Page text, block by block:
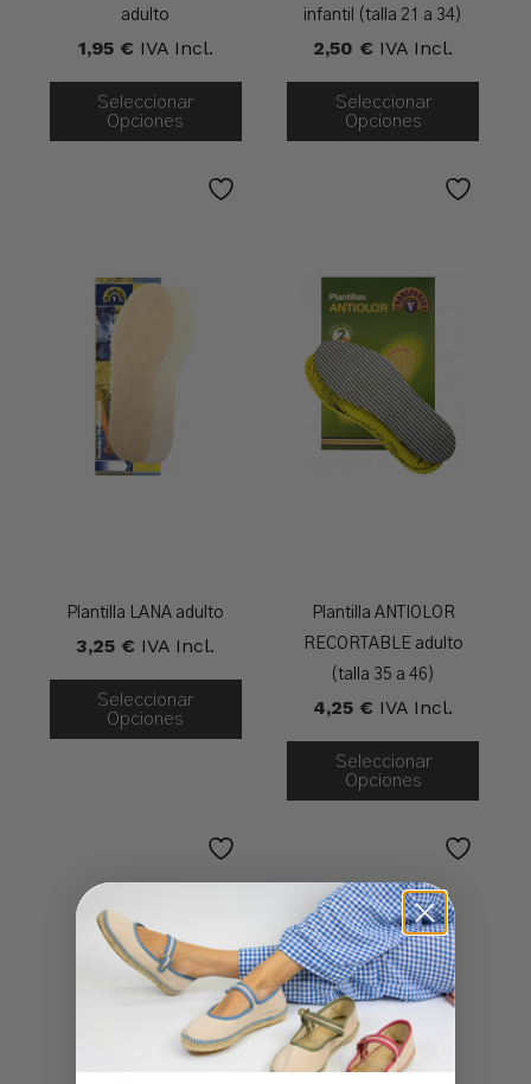
adulto
1,95 € IVA Incl.
Seleccionar
Opciones
infantil (talla 21 a 34)
2,50 € IVA Incl.
Seleccionar
Opciones
Plantilla LANA adulto
3,25 € IVA Incl.
Seleccionar
Opciones
Plantilla ANTIOLOR
RECORTABLE adulto
(talla 35 a 46)
4,25 € IVA Incl.
Seleccionar
Opciones